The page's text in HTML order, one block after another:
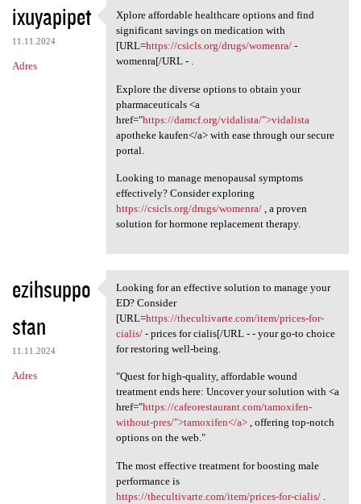
ixuyapipet
11.11.2024
Adres
Xplore affordable healthcare
Xplore affordable healthcare options and find
significant savings on medication with
[URL=https://csicls.org/drugs/womenra/-
womenra[/URL - .
Explore the diverse options to obtain your
pharmaceuticals <a
href="https://damcf.org/vidalista/">vidalista
apotheke kaufen</a> with ease through our secure
portal.
Looking to manage menopausal symptoms
effectively? Consider exploring
https://csicls.org/drugs/womenra/, a proven
solution for hormone replacement therapy.
ezihsuppo
stan
11.11.2024
Adres
Looking for an effective
Looking for an effective solution to manage your
ED? Consider
[URL=https://thecultivarte.com/item/prices-for-
cialis/- prices for cialis[/URL - - your go-to choice
for restoring well-being.
"Quest for high-quality, affordable wound
treatment ends here: Uncover your solution with <a
href="https://cafeorestaurant.com/tamoxifen-
without-pres/">tamoxifen</a>, offering top-notch
options on the web."
The most effective treatment for boosting male
performance is
https://thecultivarte.com/item/prices-for-cialis/.